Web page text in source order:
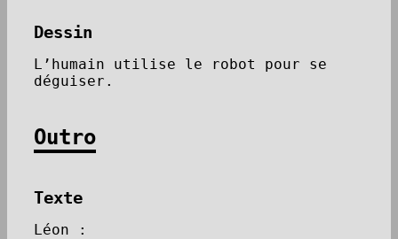
Dessin
L’humain utilise le robot pour se
déguiser.
Outro
Texte
Léon :